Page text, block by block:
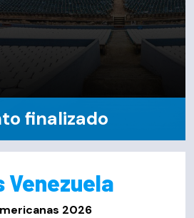
finalizado
Venezuela
2026